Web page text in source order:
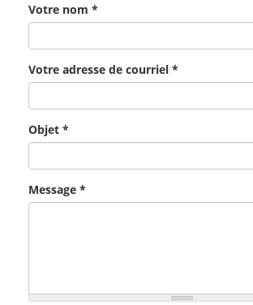
Votre nom *
Votre adresse de courriel *
Objet *
Message *